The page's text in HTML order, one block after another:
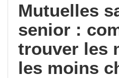
Mutuelles
senior :
trouver les
les moins